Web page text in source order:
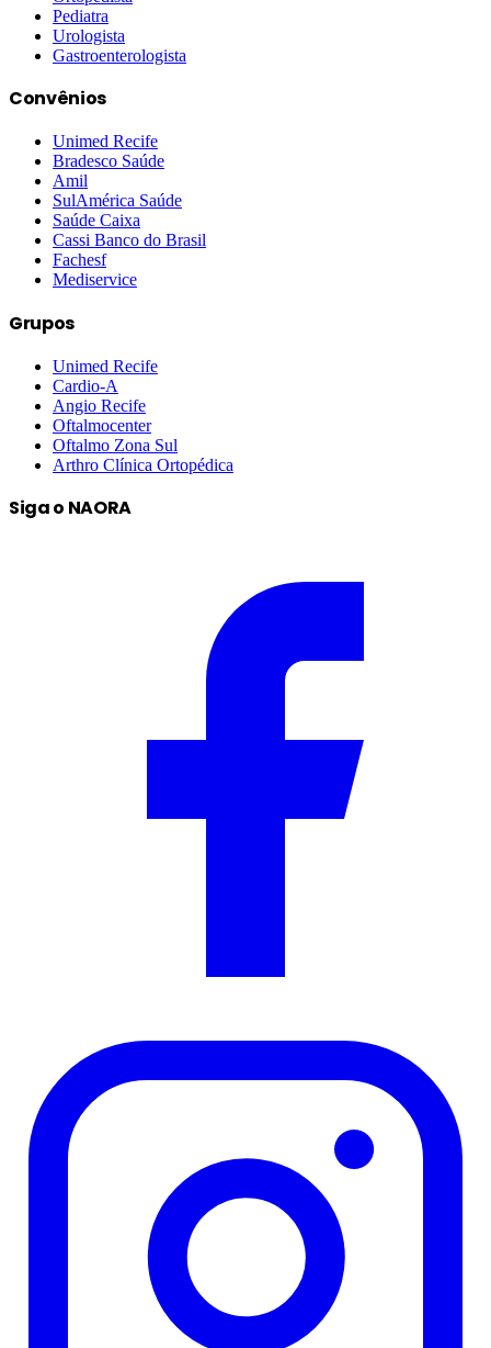
Pediatra
Urologista
Gastroenterologista
Convênios
Unimed Recife
Bradesco Saúde
Amil
SulAmérica Saúde
Saúde Caixa
Cassi Banco do Brasil
Fachesf
Mediservice
Grupos
Unimed Recife
Cardio-A
Angio Recife
Oftalmocenter
Oftalmo Zona Sul
Arthro Clínica Ortopédica
Siga o NAORA